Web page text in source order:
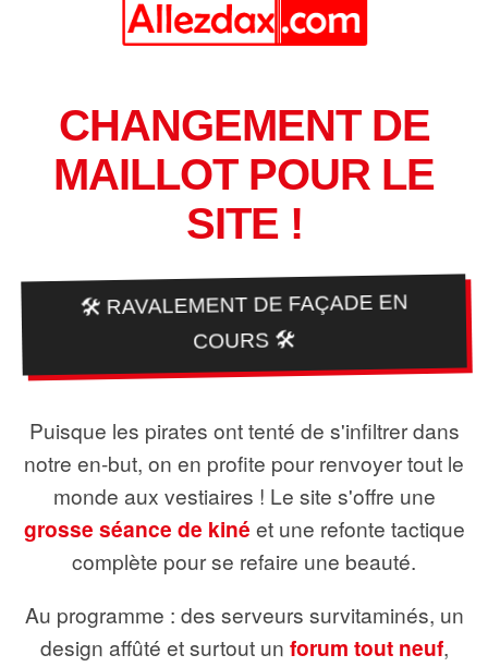
CHANGEMENT DE
MAILLOT POUR LE
SITE !
🛠️ RAVALEMENT DE FAÇADE EN
COURS 🛠️
Puisque les pirates ont tenté de s'infiltrer dans
notre en-but, on en profite pour renvoyer tout le
monde aux vestiaires ! Le site s'offre une
grosse séance de kiné et une refonte tactique
complète pour se refaire une beauté.
Au programme : des serveurs survitaminés, un
design affûté et surtout un forum tout neuf,